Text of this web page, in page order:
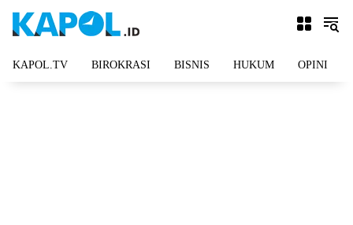
KAPOL.TV BIROKRASI BISNIS HUKUM OPINI